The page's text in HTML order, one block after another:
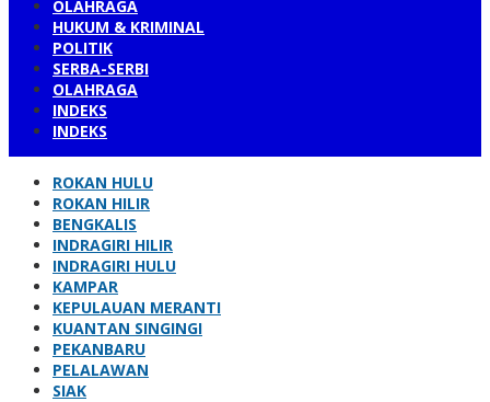
OLAHRAGA
HUKUM & KRIMINAL
POLITIK
SERBA-SERBI
OLAHRAGA
INDEKS
INDEKS
ROKAN HULU
ROKAN HILIR
BENGKALIS
INDRAGIRI HILIR
INDRAGIRI HULU
KAMPAR
KEPULAUAN MERANTI
KUANTAN SINGINGI
PEKANBARU
PELALAWAN
SIAK